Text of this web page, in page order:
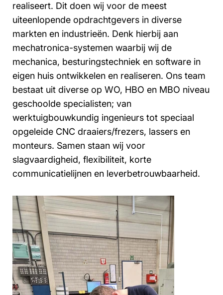
realiseert. Dit doen wij voor de meest
uiteenlopende opdrachtgevers in diverse
markten en industrieën. Denk hierbij aan
mechatronica-systemen waarbij wij de
mechanica, besturingstechniek en software in
eigen huis ontwikkelen en realiseren. Ons team
bestaat uit diverse op WO, HBO en MBO niveau
geschoolde specialisten; van
werktuigbouwkundig ingenieurs tot speciaal
opgeleide CNC draaiers/frezers, lassers en
monteurs. Samen staan wij voor
slagvaardigheid, flexibiliteit, korte
communicatielijnen en leverbetrouwbaarheid.